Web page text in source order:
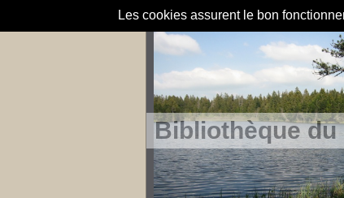
Les cookies assurent le bon
Bibliothèque du